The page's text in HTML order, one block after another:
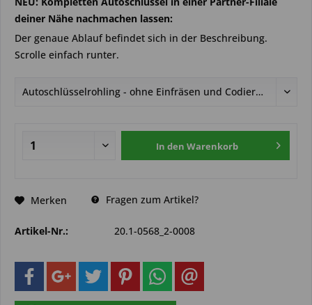
deiner Nähe nachmachen lassen:
Der genaue Ablauf befindet sich in der Beschreibung.
Scrolle einfach runter.
In den Warenkorb
Merken Fragen zum Artikel?
Artikel-Nr.: 20.1-0568_2-0008